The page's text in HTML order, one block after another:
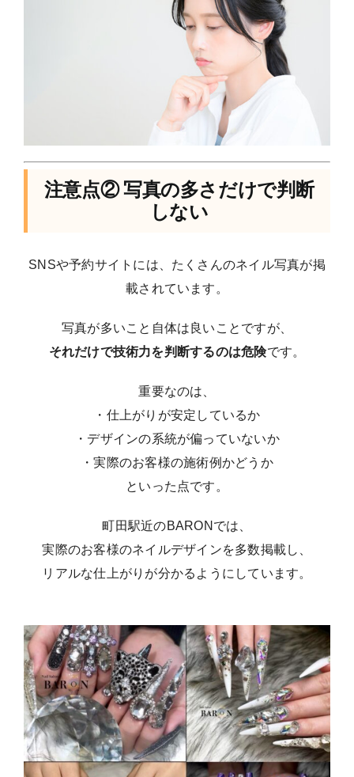
注意点② 写真の多さだけで判断
しない
SNSや予約サイトには、たくさんのネイル写真が掲
載されています。
写真が多いこと自体は良いことですが、
それだけで技術力を判断するのは危険です。
重要なのは、
・仕上がりが安定しているか
・デザインの系統が偏っていないか
・実際のお客様の施術例かどうか
といった点です。
町田駅近のBARONでは、
実際のお客様のネイルデザインを多数掲載し、
リアルな仕上がりが分かるようにしています。